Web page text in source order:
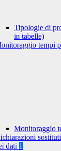
Tipologie di
in tabelle)
tempi
Monitoraggio
dati 1